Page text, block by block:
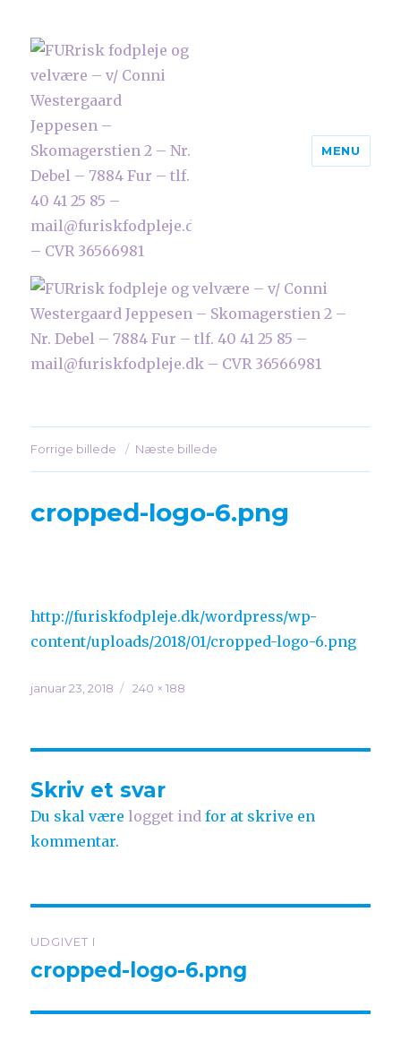
FURrisk fodpleje og velvære – v/
Conni Westergaard Jeppesen –
Skomagerstien 2 – Nr. Debel –
7884 Fur – tlf. 40 41 25 85 –
MENU
Forrige billede Næste billede
cropped-logo-6.png
http://furiskfodpleje.dk/wordpress/wp-
content/uploads/2018/01/cropped-logo-6.png
Udgivet
januar 23, 2018
Faktisk
240 × 188
Skriv et svar
Du skal værelogget ind for at skrive en
kommentar.
UDGIVET I
cropped-logo-6.png